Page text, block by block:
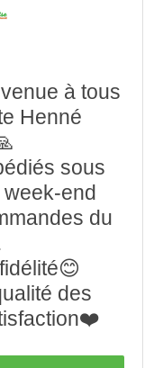
à tous
Henné
sous
end
du
des